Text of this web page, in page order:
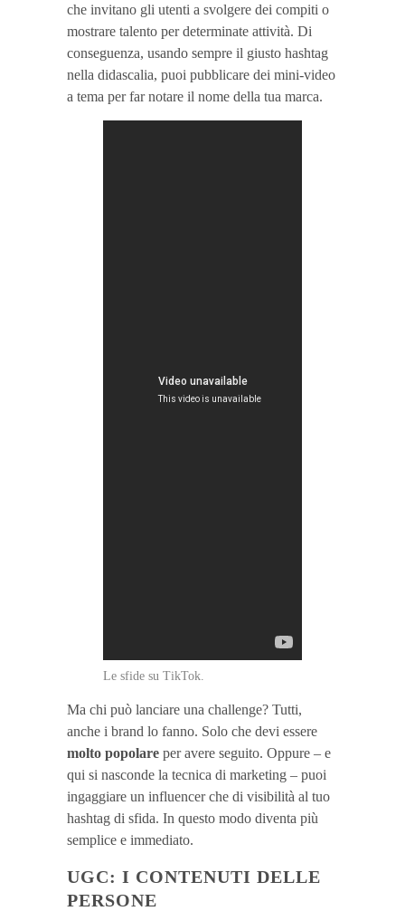
che invitano gli utenti a svolgere dei compiti o
mostrare talento per determinate attività. Di
conseguenza, usando sempre il giusto hashtag
nella didascalia, puoi pubblicare dei mini-video
a tema per far notare il nome della tua marca.
Le sfide su TikTok.
Ma chi può lanciare una challenge? Tutti,
anche i brand lo fanno. Solo che devi essere
molto popolare per avere seguito. Oppure – e
qui si nasconde la tecnica di marketing – puoi
ingaggiare un influencer che di visibilità al tuo
hashtag di sfida. In questo modo diventa più
semplice e immediato.
UGC: I CONTENUTI DELLE
PERSONE